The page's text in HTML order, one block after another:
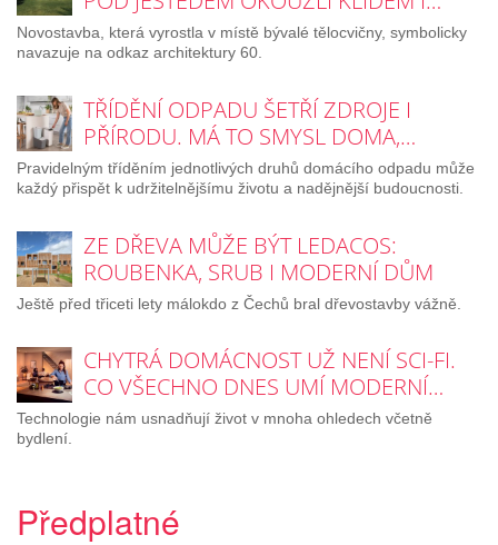
Novostavba, která vyrostla v místě bývalé tělocvičny, symbolicky
navazuje na odkaz architektury 60.
TŘÍDĚNÍ ODPADU ŠETŘÍ ZDROJE I
PŘÍRODU. MÁ TO SMYSL DOMA,…
Pravidelným tříděním jednotlivých druhů domácího odpadu může
každý přispět k udržitelnějšímu životu a nadějnější budoucnosti.
ZE DŘEVA MŮŽE BÝT LEDACOS:
ROUBENKA, SRUB I MODERNÍ DŮM
Ještě před třiceti lety málokdo z Čechů bral dřevostavby vážně.
CHYTRÁ DOMÁCNOST UŽ NENÍ SCI-FI.
CO VŠECHNO DNES UMÍ MODERNÍ…
Technologie nám usnadňují život v mnoha ohledech včetně
bydlení.
Předplatné